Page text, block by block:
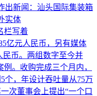
出新闻：汕头国际集装箱
实体
栏写着
亿元人民币，另有媒体
民币。两组数字至今并
。收购完成三个月内，
个，年设计吞吐量从75万
次董事会上提出“一个口